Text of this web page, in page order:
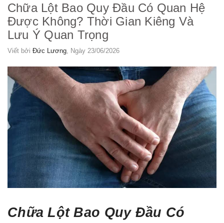
Chữa Lột Bao Quy Đầu Có Quan Hệ
Được Không? Thời Gian Kiêng Và
Lưu Ý Quan Trọng
Viết bởi Đức Lương , Ngày 23/06/2026
Chữa Lột Bao Quy Đầu Có